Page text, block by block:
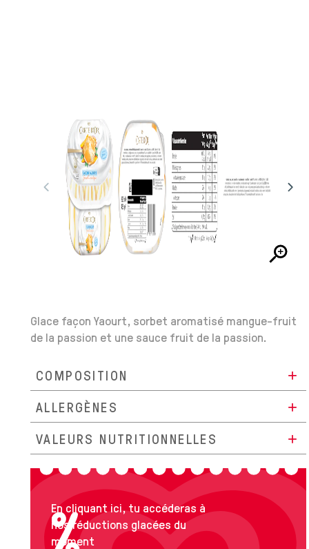
Glace façon Yaourt, sorbet aromatisé mangue-fruit
de la passion et une sauce fruit de la passion.
COMPOSITION
ALLERGÈNES
VALEURS NUTRITIONNELLES
En cliquant ici, tu accéderas à
nos réductions glacées du
moment